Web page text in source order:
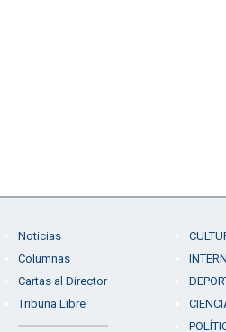
Noticias
Columnas
Cartas al Director
Tribuna Libre